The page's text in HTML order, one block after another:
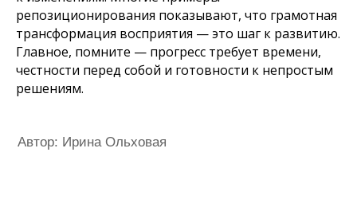
репозиционирования показывают, что грамотная
трансформация восприятия — это шаг к развитию.
Главное, помните — прогресс требует времени,
честности перед собой и готовности к непростым
решениям.